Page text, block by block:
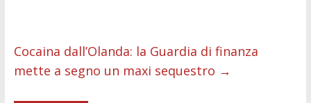
Cocaina dall’Olanda: la Guardia di finanza
mette a segno un maxi sequestro →